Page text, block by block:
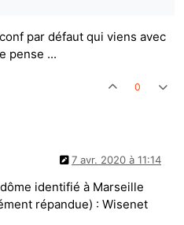
par défaut qui viens avec
pense ...
0
7 avr. 2020 à 11:14
identifié à Marseille
répandue) : Wisenet